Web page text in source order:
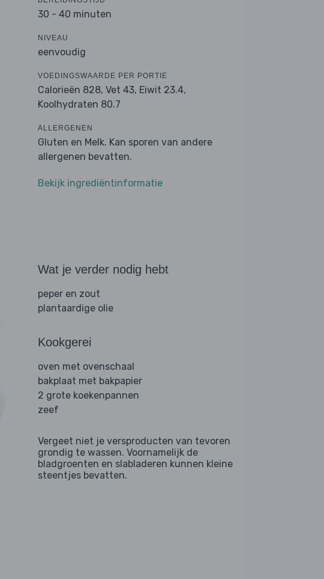
30 - 40 minuten
NIVEAU
eenvoudig
VOEDINGSWAARDE PER PORTIE
Calorieën 828, Vet 43, Eiwit 23.4,
Koolhydraten 80.7
ALLERGENEN
Gluten en Melk. Kan sporen van andere
allergenen bevatten.
Bekijk ingrediëntinformatie
Wat je verder nodig hebt
peper en zout
plantaardige olie
Kookgerei
oven met ovenschaal
bakplaat met bakpapier
2 grote koekenpannen
zeef
Vergeet niet je versproducten van tevoren
grondig te wassen. Voornamelijk de
bladgroenten en slabladeren kunnen kleine
steentjes bevatten.